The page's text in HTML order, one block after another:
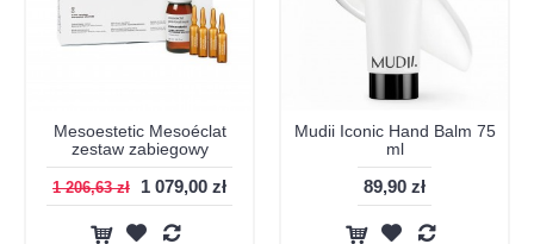
Mesoestetic Mesoéclat
zestaw zabiegowy
1 206,63 zł 1 079,00 zł
Mudii Iconic Hand Balm 75
ml
89,90 zł